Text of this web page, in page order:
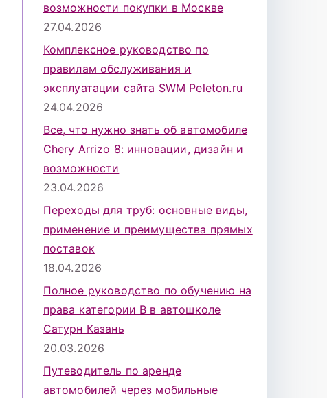
возможности покупки в Москве
27.04.2026
Комплексное руководство по
правилам обслуживания и
эксплуатации сайта SWM Peleton.ru
24.04.2026
Все, что нужно знать об автомобиле
Chery Arrizo 8: инновации, дизайн и
возможности
23.04.2026
Переходы для труб: основные виды,
применение и преимущества прямых
поставок
18.04.2026
Полное руководство по обучению на
права категории B в автошколе
Сатурн Казань
20.03.2026
Путеводитель по аренде
автомобилей через мобильные